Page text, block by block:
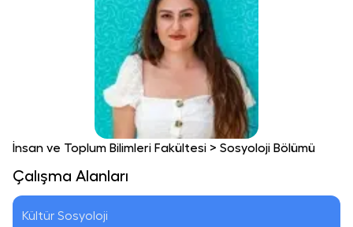
İnsan ve Toplum Bilimleri Fakültesi > Sosyoloji Bölümü
Çalışma Alanları
Kültür Sosyoloji